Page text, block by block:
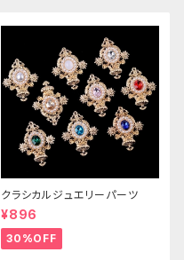
クラシカルジュエリーパーツ
¥896
30%OFF